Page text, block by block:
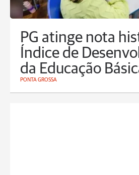
PG atinge nota
Índice de
da Educação
PONTA GROSSA